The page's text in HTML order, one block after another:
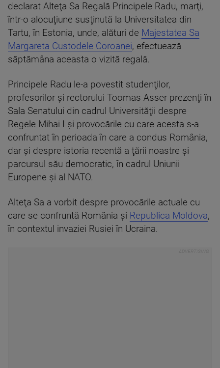
declarat Alteţa Sa Regală Principele Radu, marţi,
într-o alocuţiune susţinută la Universitatea din
Tartu, în Estonia, unde, alături de Majestatea Sa
Margareta Custodele Coroanei, efectuează
săptămâna aceasta o vizită regală.
Principele Radu le-a povestit studenţilor,
profesorilor şi rectorului Toomas Asser prezenţi în
Sala Senatului din cadrul Universităţii despre
Regele Mihai I şi provocările cu care acesta s-a
confruntat în perioada în care a condus România,
dar şi despre istoria recentă a ţării noastre şi
parcursul său democratic, în cadrul Uniunii
Europene şi al NATO.
Alteţa Sa a vorbit despre provocările actuale cu
care se confruntă România şi Republica Moldova,
în contextul invaziei Rusiei în Ucraina.